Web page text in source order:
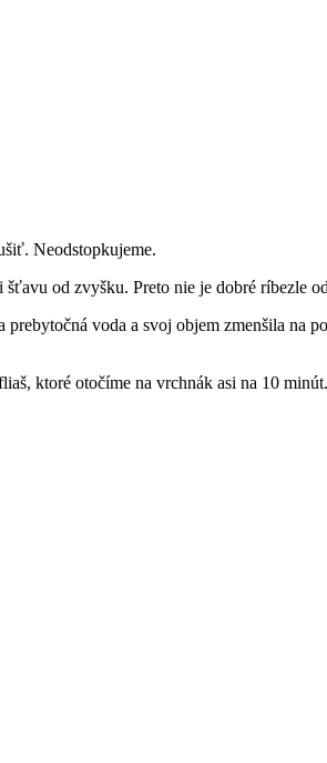
Neodstopkujeme.
od zvyšku. Preto nie je dobré ríbezle
voda a svoj objem zmenšila
ktoré otočíme na vrchnák asi na 10